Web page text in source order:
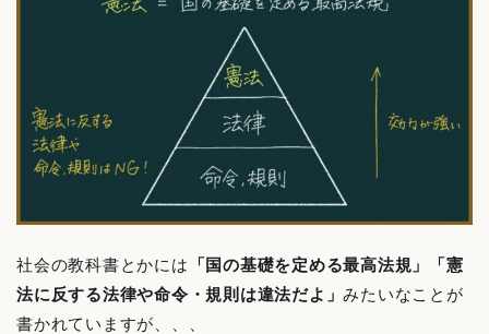
社会の教科書とかには 「国の基礎を定める最高法規」「憲
法に反する法律や命令・規則は違法だよ」みたいなことが
書かれていますが、、、